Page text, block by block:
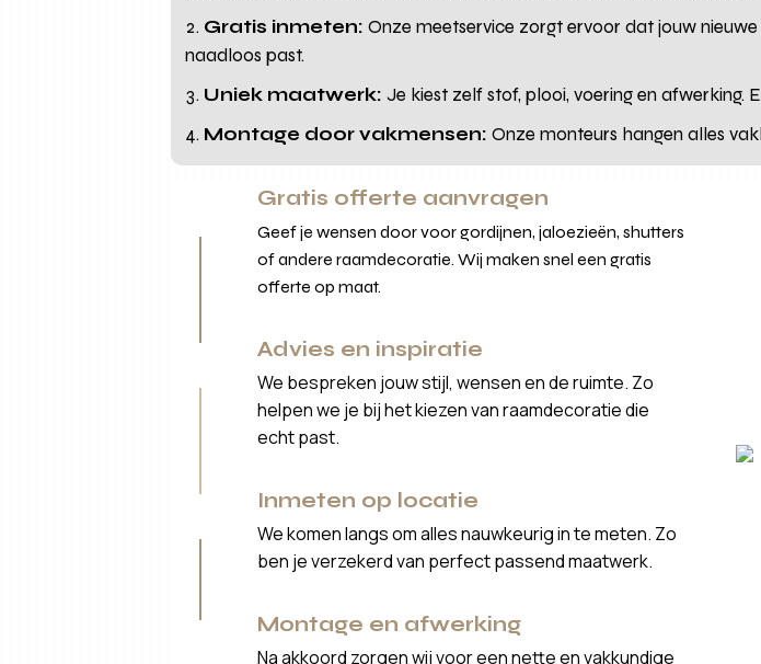
Gratis inmeten: Onze meetservice zorgt ervoor dat jouw
naadloos past.
Uniek maatwerk: Je kiest zelf stof, plooi, voering en
Montage door vakmensen: Onze monteurs hangen alles
Gratis offerte aanvragen
Geef je wensen door voor gordijnen, jaloezieën, shutters
of andere raamdecoratie. Wij maken snel een gratis
offerte op maat.
Advies en inspiratie
We bespreken jouw stijl, wensen en de ruimte. Zo
helpen we je bij het kiezen van raamdecoratie die
echt past.
Inmeten op locatie
We komen langs om alles nauwkeurig in te meten. Zo
ben je verzekerd van perfect passend maatwerk.
Montage en afwerking
Na akkoord zorgen wij voor een nette en vakkundige